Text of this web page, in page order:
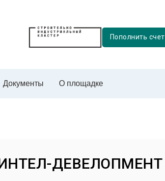
Пополнить счет
Документы О площадке
ДЕВЕЛОПМЕНТ